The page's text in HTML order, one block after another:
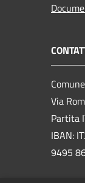
Via
Partita
IBAN:
9495